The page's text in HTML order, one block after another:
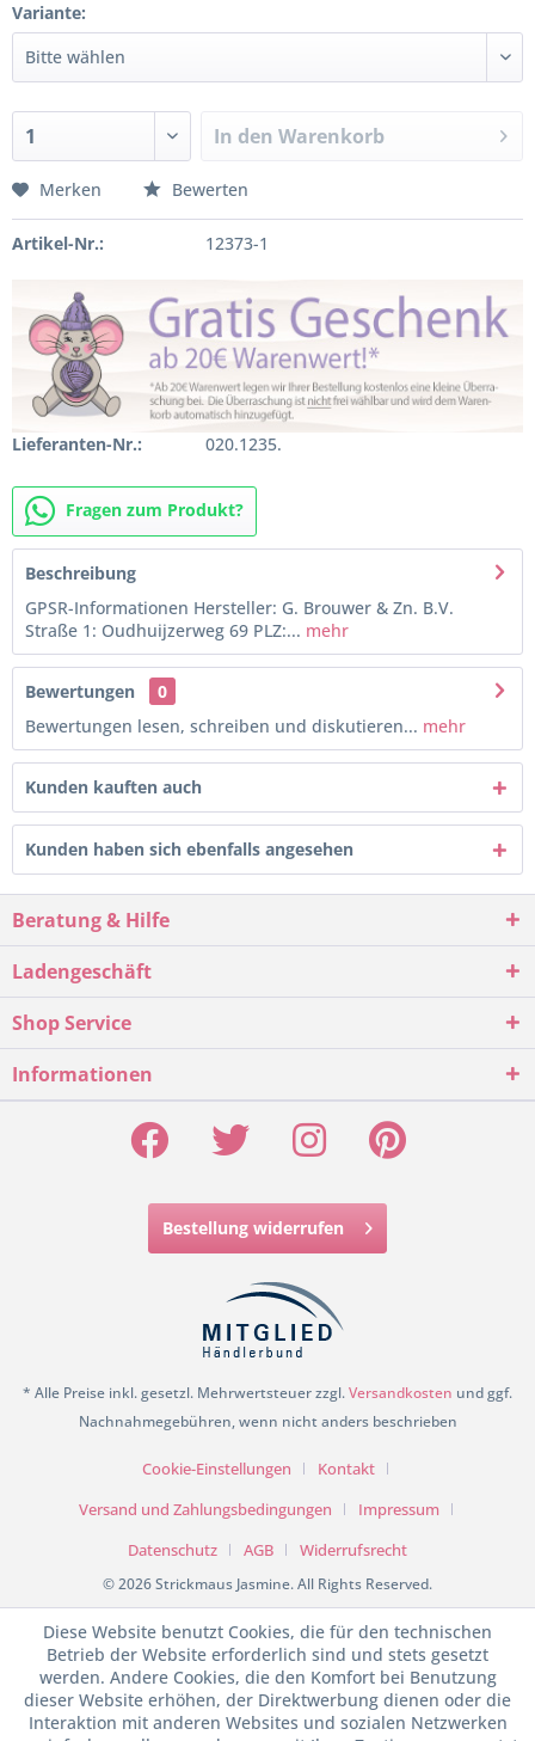
Variante:
In den Warenkorb
Merken Bewerten
Artikel-Nr.: 12373-1
Lieferanten-Nr.: 020.1235.
Fragen zum Produkt?
Beschreibung
GPSR-Informationen Hersteller: G. Brouwer & Zn. B.V.
Straße 1: Oudhuijzerweg 69 PLZ:... mehr
Bewertungen
0
Bewertungen lesen, schreiben und diskutieren... mehr
Kunden kauften auch
Kunden haben sich ebenfalls angesehen
Beratung & Hilfe
Ladengeschäft
Shop Service
Informationen
Bestellung widerrufen
* Alle Preise inkl. gesetzl. Mehrwertsteuer zzgl.Versandkosten und ggf.
Nachnahmegebühren, wenn nicht anders beschrieben
Cookie-Einstellungen
Kontakt
Versand und Zahlungsbedingungen
Impressum
Datenschutz
AGB Widerrufsrecht
© 2026 Strickmaus Jasmine. All Rights Reserved.
Diese Website benutzt Cookies, die für den technischen
Betrieb der Website erforderlich sind und stets gesetzt
werden. Andere Cookies, die den Komfort bei Benutzung
dieser Website erhöhen, der Direktwerbung dienen oder die
Interaktion mit anderen Websites und sozialen Netzwerken